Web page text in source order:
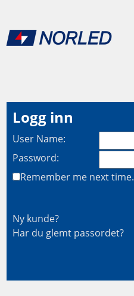
Logg inn
User Name:
Password:
Remember me next time.
Ny kunde?
Har du glemt passordet?